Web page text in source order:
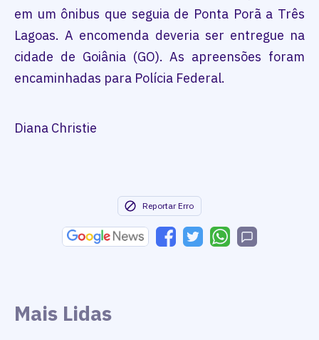
em um ônibus que seguia de Ponta Porã a Três
Lagoas. A encomenda deveria ser entregue na
cidade de Goiânia (GO). As apreensões foram
encaminhadas para Polícia Federal.
Diana Christie
Reportar Erro
Mais Lidas